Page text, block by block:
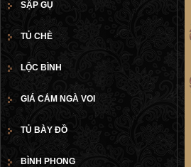
SẬP GỤ
TỦ CHÈ
LỘC BÌNH
GIÁ CẮM NGÀ VOI
TỦ BÀY ĐỒ
BÌNH PHONG